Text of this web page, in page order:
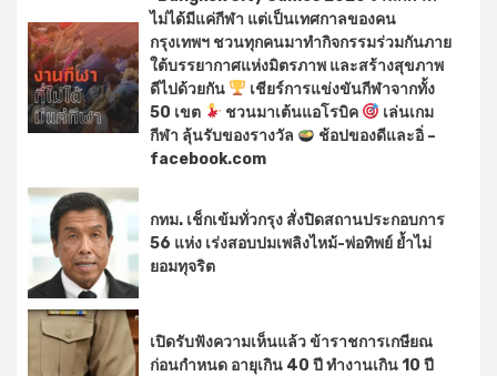
ไม่ได้มีแค่กีฬา แต่เป็นเทศกาลของคน
กรุงเทพฯ ชวนทุกคนมาทำกิจกรรมร่วมกันภาย
ใต้บรรยากาศแห่งมิตรภาพ และสร้างสุขภาพ
ดีไปด้วยกัน
เชียร์การแข่งขันกีฬาจากทั้ง
50 เขต
ชวนมาเต้นแอโรบิค
เล่นเกม
กีฬา ลุ้นรับของรางวัล
ช้อปของดีและอิ่ –
facebook.com
กทม. เช็กเข้มทั่วกรุง สั่งปิดสถานประกอบการ
56 แห่ง เร่งสอบปมเพลิงไหม้-พ่อทิพย์ ย้ำไม่
ยอมทุจริต
เปิดรับฟังความเห็นแล้ว ข้าราชการเกษียณ
ก่อนกำหนด อายุเกิน 40 ปี ทำงานเกิน 10 ปี